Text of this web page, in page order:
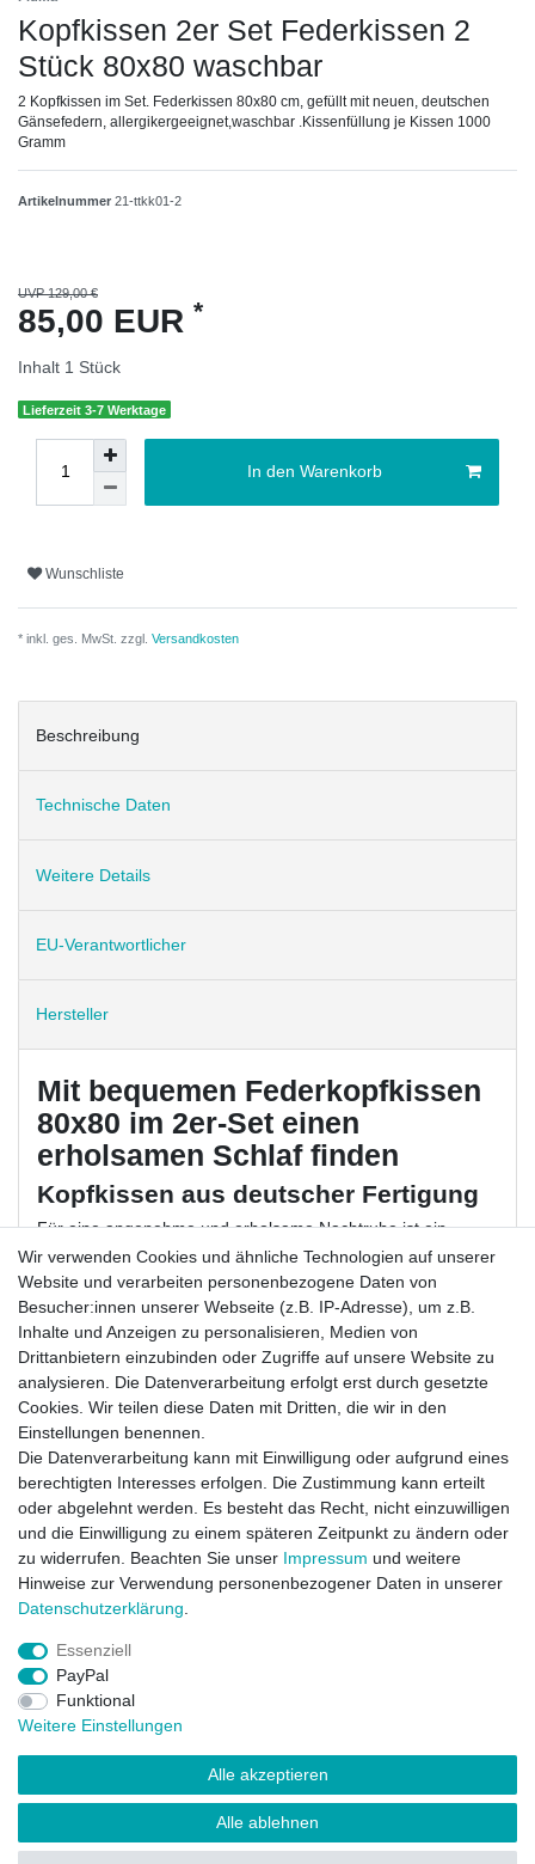
Kopfkissen 2er Set Federkissen 2
Stück 80x80 waschbar
2 Kopfkissen im Set. Federkissen 80x80 cm, gefüllt mit neuen, deutschen
Gänsefedern, allergikergeeignet,waschbar .Kissenfüllung je Kissen 1000
Gramm
Artikelnummer 21-ttkk01-2
UVP 129,00 €
85,00 EUR *
Inhalt 1 Stück
Lieferzeit 3-7 Werktage
In den Warenkorb
Wunschliste
* inkl. ges. MwSt. zzgl. Versandkosten
Beschreibung
Technische Daten
Weitere Details
EU-Verantwortlicher
Hersteller
Mit bequemen Federkopfkissen
80x80 im 2er-Set einen
erholsamen Schlaf finden
Kopfkissen aus deutscher Fertigung
Für eine angenehme und erholsame Nachtruhe ist ein
weiches, komfortables Kopfkissen von hoher Bedeutung.
Die lockere Befüllung dieser Kissen ausschließlich mit
weichen Federn ruft gerade diesenhohen Komforthervor.
Auch Personen, die unter einerHausstauballergie
können dieses Wohlgefühl genießen.
Die Reinigung der Kissen ist bei bis zu40 °C in der
Waschmaschinezu Hause durchführbar.
Material
Maße: 80x80 cm
Füllgewicht
Besonderheit: 2 Stück im Set, Federn aus Deutschland,
KEIN Lebendrupf, Fertigung in Deutschland
Vertrag widerrufen Widerrufs­recht
Daten­schutz­erklärung
AGB
Kontakt
Folge uns auf Facebook
Wir verwenden Cookies und ähnliche Technologien auf unserer
Website und verarbeiten personenbezogene Daten von
Besucher:innen unserer Webseite (z.B. IP-Adresse), um z.B.
Inhalte und Anzeigen zu personalisieren, Medien von
Drittanbietern einzubinden oder Zugriffe auf unsere Website zu
analysieren. Die Datenverarbeitung erfolgt erst durch gesetzte
Cookies. Wir teilen diese Daten mit Dritten, die wir in den
Einstellungen benennen.
Die Datenverarbeitung kann mit Einwilligung oder aufgrund eines
berechtigten Interesses erfolgen. Die Zustimmung kann erteilt
oder abgelehnt werden. Es besteht das Recht, nicht einzuwilligen
und die Einwilligung zu einem späteren Zeitpunkt zu ändern oder
zu widerrufen. Beachten Sie unser Impressum und weitere
Hinweise zur Verwendung personenbezogener Daten in unserer
Daten­schutz­erklärung
Essenziell
PayPal
Funktional
Weitere Einstellungen
Alle akzeptieren
Alle ablehnen